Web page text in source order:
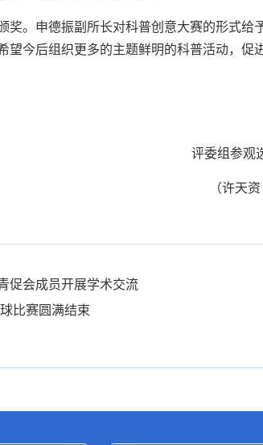
奖。申德振副所长对科普创意大赛的形式
望今后组织更多的主题鲜明的科普活动，促
评委组参观
（许天资
促会成员开展学术交流
比赛圆满结束